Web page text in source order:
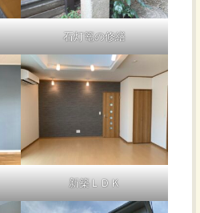
石灯篭の修繕
新築ＬＤＫ